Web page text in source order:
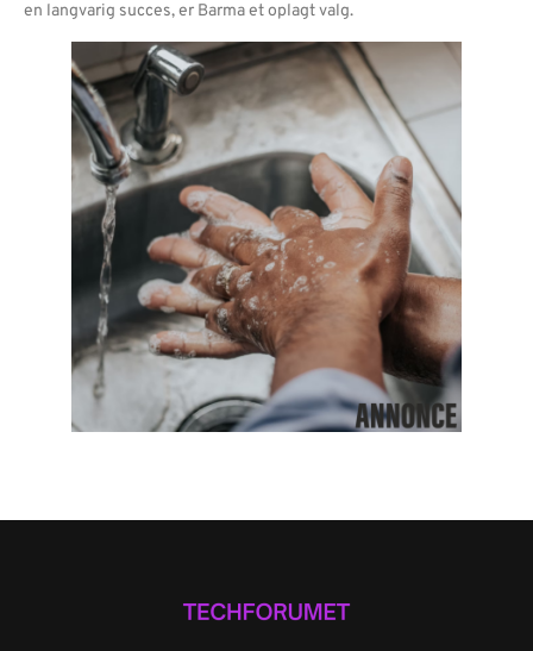
en langvarig succes, er Barma et oplagt valg.